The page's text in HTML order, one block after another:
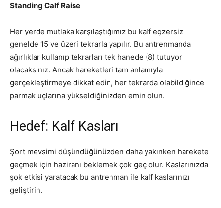
Standing Calf Raise
Her yerde mutlaka karşılaştığımız bu kalf egzersizi
genelde 15 ve üzeri tekrarla yapılır. Bu antrenmanda
ağırlıklar kullanıp tekrarları tek hanede (8) tutuyor
olacaksınız. Ancak hareketleri tam anlamıyla
gerçekleştirmeye dikkat edin, her tekrarda olabildiğince
parmak uçlarına yükseldiğinizden emin olun.
Hedef: Kalf Kasları
Şort mevsimi düşündüğünüzden daha yakınken harekete
geçmek için haziranı beklemek çok geç olur. Kaslarınızda
şok etkisi yaratacak bu antrenman ile kalf kaslarınızı
geliştirin.